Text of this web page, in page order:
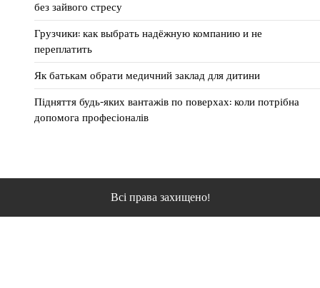
без зайвого стресу
Грузчики: как выбрать надёжную компанию и не
переплатить
Як батькам обрати медичний заклад для дитини
Підняття будь-яких вантажів по поверхах: коли потрібна
допомога професіоналів
Всі права захищено!